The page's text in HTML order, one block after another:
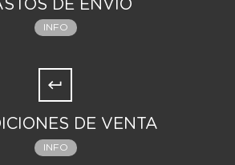
DE ENVÍO
INFO
DE VENTA
INFO